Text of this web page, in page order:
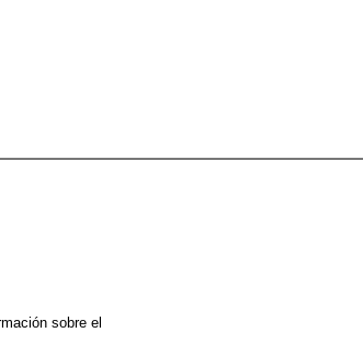
sobre el